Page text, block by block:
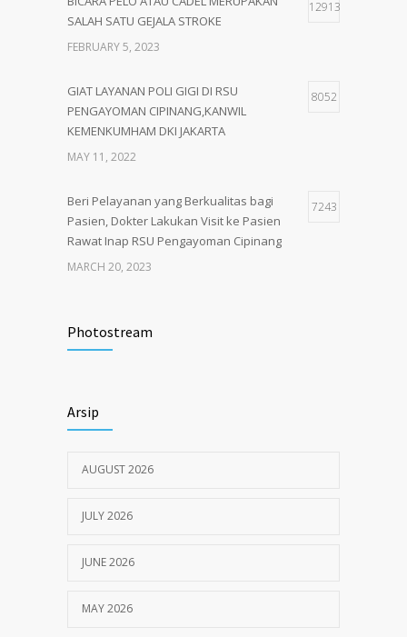
SALAH SATU GEJALA STROKE
12913
FEBRUARY 5, 2023
GIAT LAYANAN POLI GIGI DI RSU
PENGAYOMAN CIPINANG,KANWIL
KEMENKUMHAM DKI JAKARTA
8052
MAY 11, 2022
Beri Pelayanan yang Berkualitas bagi
Pasien, Dokter Lakukan Visit ke Pasien
Rawat Inap RSU Pengayoman Cipinang
7243
MARCH 20, 2023
RSU Pengayoman
Photostream
Arsip
AUGUST 2026
JULY 2026
JUNE 2026
MAY 2026